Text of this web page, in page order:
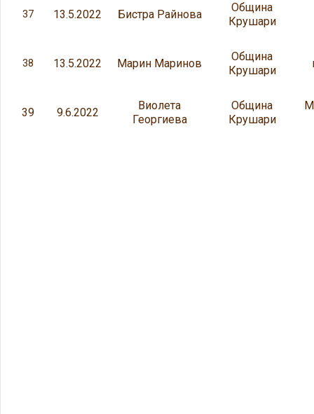
37 13.5.2022 Бистра Райнова
Община
Крушари
38 13.5.2022 Марин Маринов
Община
Крушари
39 9.6.2022
Виолета
Георгиева
Община
Крушари